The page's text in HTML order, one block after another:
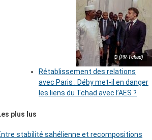
© (PR-Tchad)
Rétablissement des relations
avec Paris : Déby met-il en danger
les liens du Tchad avec l’AES ?
plus lus
stabilité sahélienne et recompositions